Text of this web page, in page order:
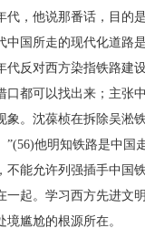
代，他说那番话，目的
国所走的现代化道路
代反对西方染指铁路建
都可以找出来；主张
。沈葆桢在拆除吴淞
”(56)他明知铁路是中国
不能允许列强插手中国
起。学习西方先进文
尴尬的根源所在。